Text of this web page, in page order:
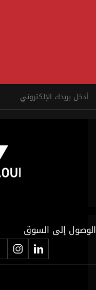
الوصول إلى السوق